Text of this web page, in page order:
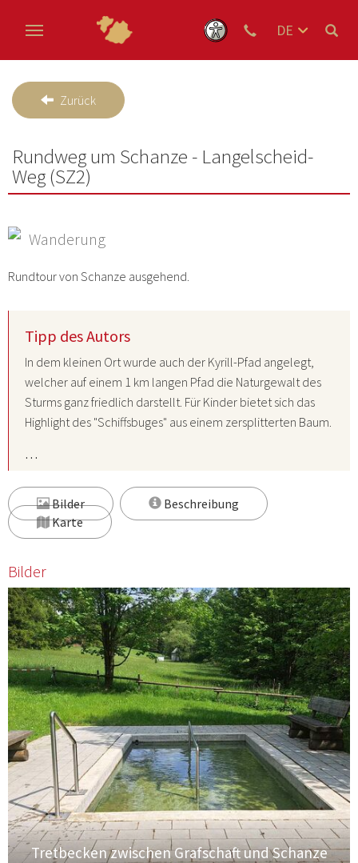
DE
Zurück
Rundweg um Schanze - Langelscheid-
Weg (SZ2)
Wanderung
Rundtour von Schanze ausgehend.
Tipp des Autors
In dem kleinen Ort wurde auch der Kyrill-Pfad angelegt,
welcher auf einem 1 km langen Pfad die Naturgewalt des
Sturms ganz friedlich darstellt. Für Kinder bietet sich das
Highlight des "Schiffsbuges" aus einem zersplitterten Baum.
…
Bilder
Beschreibung
Karte
Bilder
Tretbecken zwischen Grafschaft und Schanze